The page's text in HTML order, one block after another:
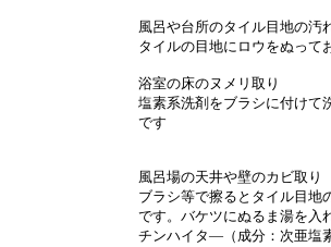
風呂や台所のタイル目地の汚
タイルの目地にロウをぬって
浴室の床のヌメリ取り
塩素系洗剤をブラシに付けて
です
風呂場の天井や壁のカビ取り
ブラシ等で擦るとタイル目地
です。バケツにぬるま湯を入
チンハイタ―（成分：次亜塩